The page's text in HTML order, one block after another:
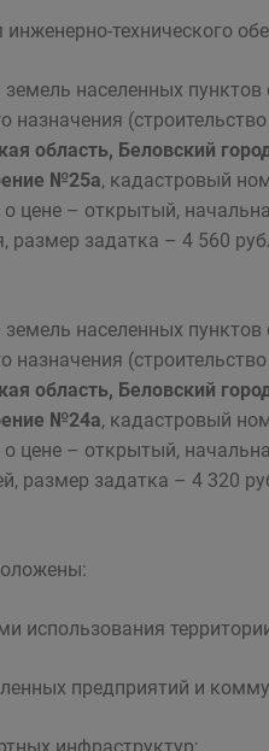
технического
земель населенных
область, Беловский
№25а, кадастровый
цене – открытый,
размер задатка – 4 560
земель населенных
область, Беловский
№24а, кадастровый
цене – открытый,
размер задатка – 4 320
использования
предприятий и